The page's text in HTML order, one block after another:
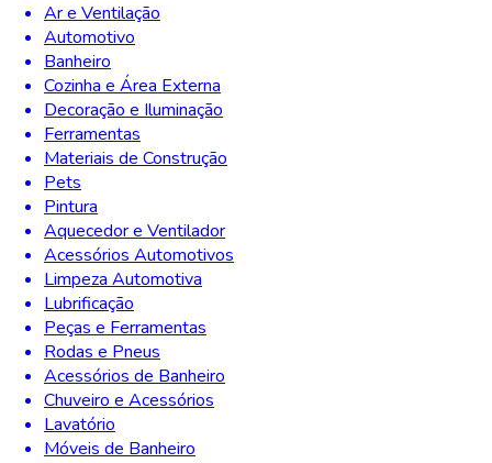
Ar e Ventilação
Automotivo
Banheiro
Cozinha e Área Externa
Decoração e Iluminação
Ferramentas
Materiais de Construção
Pets
Pintura
Aquecedor e Ventilador
Acessórios Automotivos
Limpeza Automotiva
Lubrificação
Peças e Ferramentas
Rodas e Pneus
Acessórios de Banheiro
Chuveiro e Acessórios
Lavatório
Móveis de Banheiro